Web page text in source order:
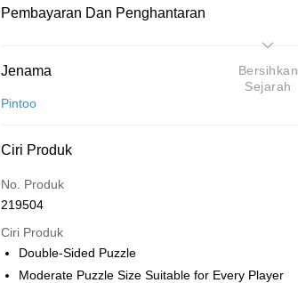
Pembayaran Dan Penghantaran
Kaedah Pembayaran
Kad Kredit
Deskripsi
Leong Bank, Bank Islam, AmBank, BSN Bank.
Touch 'n Go
GrabPay
Jenama
Pintoo
Ciri Produk
No. Produk
219504
Ciri Produk
Double-Sided Puzzle
Moderate Puzzle Size Suitable for Every Player
Bersihkan
Sejarah